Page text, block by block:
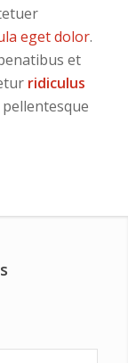
eget dolor.
et
ridiculus